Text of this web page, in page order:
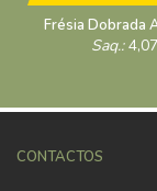
Frésia Dobrada
Saq.:4,07
CONTACTOS